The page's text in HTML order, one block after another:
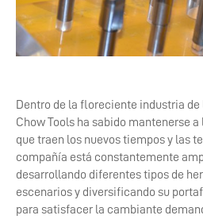
Dentro de la floreciente industria
Chow Tools ha sabido mantenerse
que traen los nuevos tiempos y las
compañía está constantemente
desarrollando diferentes tipos de
escenarios y diversificando su
para satisfacer la cambiante